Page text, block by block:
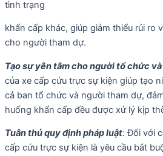
tình trạng
khẩn cấp khác, giúp giảm thiểu rủi ro
cho người tham dự.
Tạo sự yên tâm cho người tổ chức
của xe cấp cứu trực sự kiện giúp tạo
cả ban tổ chức và người tham dự,
huống khẩn cấp đều được xử lý kịp
Tuân thủ quy định pháp luật:Đối với
cấp cứu trực sự kiện là yêu cầu bắt